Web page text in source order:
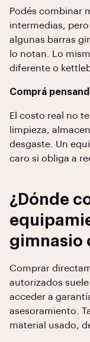
Podés combinar
intermedias,
algunas barras
lo notan. Lo
diferente o
Comprá
El costo real no
limpieza,
desgaste. Un
caro si obliga a
¿Dónde
gimnasio
Comprar
autorizados
acceder a
asesoramiento.
material usado,